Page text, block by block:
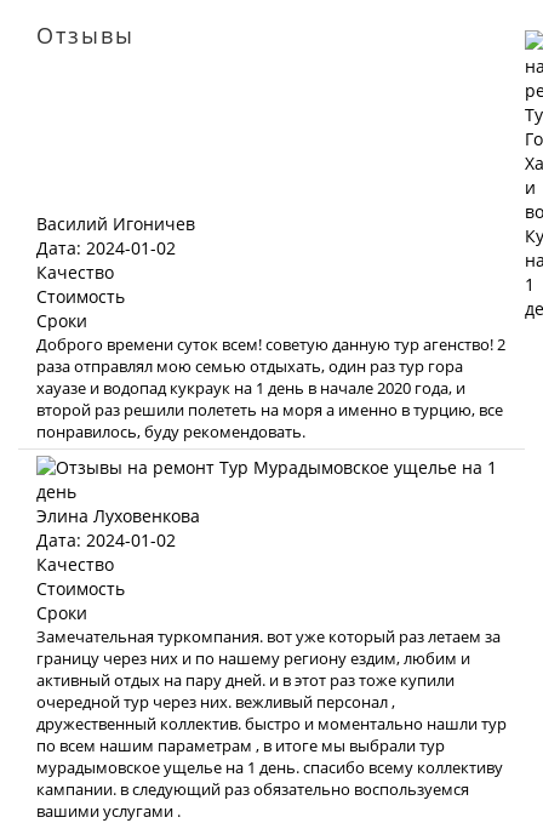
Отзывы
Василий Игоничев
Дата: 2024-01-02
Качество
Стоимость
Сроки
Доброго времени суток всем! советую данную тур агенство! 2
раза отправлял мою семью отдыхать, один раз тур гора
хауазе и водопад кукраук на 1 день в начале 2020 года, и
второй раз решили полететь на моря а именно в турцию, все
понравилось, буду рекомендовать.
Элина Луховенкова
Дата: 2024-01-02
Качество
Стоимость
Сроки
Замечательная туркомпания. вот уже который раз летаем за
границу через них и по нашему региону ездим, любим и
активный отдых на пару дней. и в этот раз тоже купили
очередной тур через них. вежливый персонал ,
дружественный коллектив. быстро и моментально нашли тур
по всем нашим параметрам , в итоге мы выбрали тур
мурадымовское ущелье на 1 день. спасибо всему коллективу
кампании. в следующий раз обязательно воспользуемся
вашими услугами .